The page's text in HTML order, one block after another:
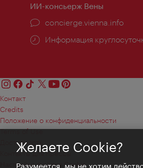
ИИ-консьерж Вены
concierge.vienna.info
Информация
Контакт
Credits
Положение о конфиденциальности
Terms of Use
Доступность
Контакты для прессы
Настройки файлов Cookie
Желаете Cookie?
Разумеется, мы не хотим